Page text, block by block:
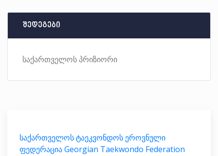
შედეგები
საქართველოს პრიზიორი
საქართველოს ტაეკვონდოს ეროვნული
ფედერაცია Georgian Taekwondo Federation